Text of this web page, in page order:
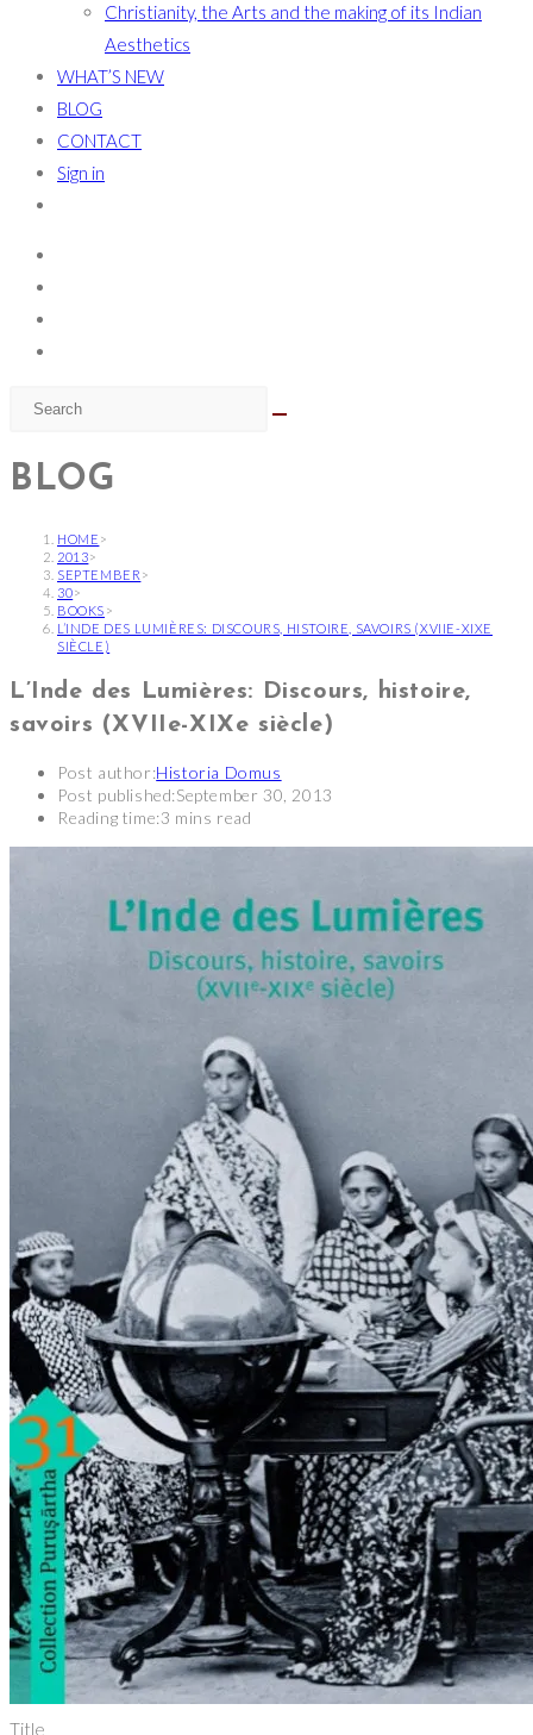
Christianity, the Arts and the making of its Indian
Aesthetics
WHAT’S NEW
BLOG
CONTACT
Sign in
BLOG
HOME >
2013>
SEPTEMBER >
30>
BOOKS >
L’INDE DES LUMIÈRES: DISCOURS, HISTOIRE, SAVOIRS (XVIIE-XIXE
SIÈCLE)
L’Inde des Lumières: Discours, histoire,
savoirs (XVIIe-XIXe siècle)
Post author:Historia Domus
Post published:September 30, 2013
Reading time:3 mins read
Title